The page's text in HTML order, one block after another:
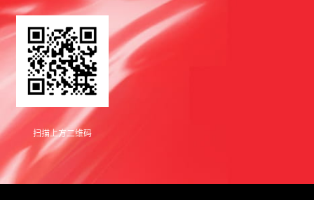
扫描上方二维码